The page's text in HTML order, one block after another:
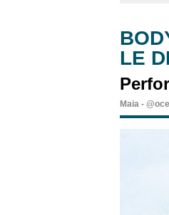
LE
Maia -